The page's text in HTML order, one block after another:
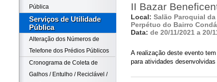
Pública
Serviços de Utilidade
Pública
Alteração dos Números de
Telefone dos Prédios Públicos
Cronograma de Coleta de
Galhos / Entulho / Reciclável /
II Bazar
Local: Salão Paroquial
Perpétuo do Bairro Condá
Data: de 20/11/2021 a 20/
A realização deste evento
para atividades